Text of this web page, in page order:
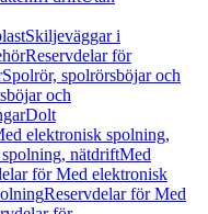
Skiljeväggar i
Reservdelar för
Spolrör, spolrörsböjar och
och
Dolt
elektronisk spolning,
nätdriftMed
för Med elektronisk
Reservdelar för Med